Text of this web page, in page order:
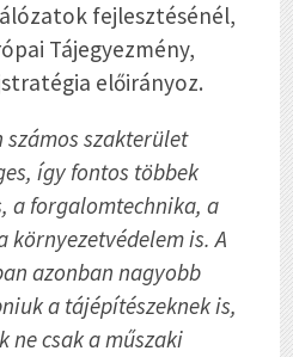
fejlesztésénél,
Tájegyezmény,
előirányoz.
számos szakterület
így fontos többek
a forgalomtechnika, a
környezetvédelem is. A
azonban nagyobb
a tájépítészeknek is,
ne csak a műszaki